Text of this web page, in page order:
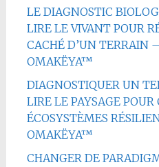
LE DIAGNOSTIC
LIRE LE VIVANT POUR
CACHÉ D’UN TERRAIN
OMAKËYA™
DIAGNOSTIQUER UN
LIRE LE PAYSAGE POUR
ÉCOSYSTÈMES
OMAKËYA™
CHANGER DE